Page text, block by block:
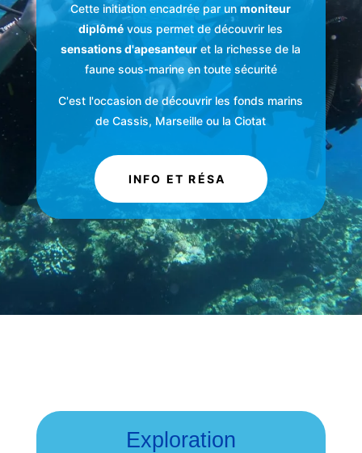
Cette initiation encadrée par unmoniteur
diplômé vous permet de découvrir les
sensations d'apesanteur et la richesse de la
faune sous-marine en toute sécurité
C'est l'occasion de découvrir les fonds marins
de Cassis, Marseille ou la Ciotat
INFO ET RÉSA
Exploration